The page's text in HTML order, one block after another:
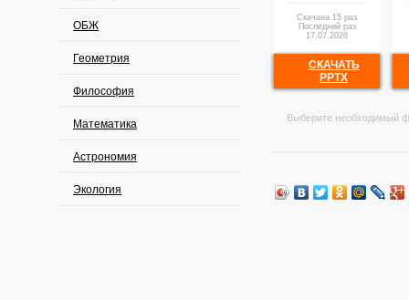
ОБЖ
Геометрия
Философия
Математика
Астрономия
Экология
Скачана 15 раз
Последний раз
17.07.2026
СКАЧАТЬ
PPTX
Выберите необходимый